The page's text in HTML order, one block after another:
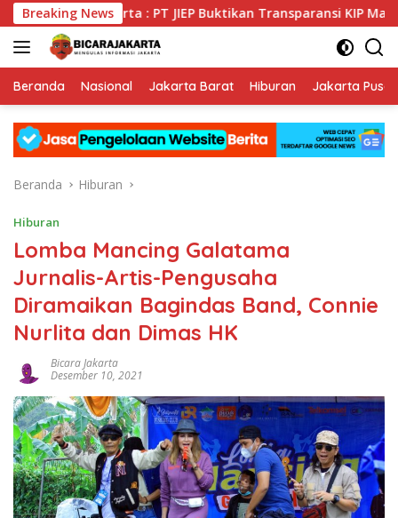
Langsung
ke
konten
Breaking News
DKI Jakarta : PT JIEP Buktikan Transparansi KIP Mampu
Beranda Nasional Jakarta Barat Hiburan Jakarta Pusat
Beranda Hiburan
Hiburan
Lomba Mancing Galatama
Jurnalis-Artis-Pengusaha
Diramaikan Bagindas Band, Connie
Nurlita dan Dimas HK
Bicara Jakarta
Desember 10, 2021